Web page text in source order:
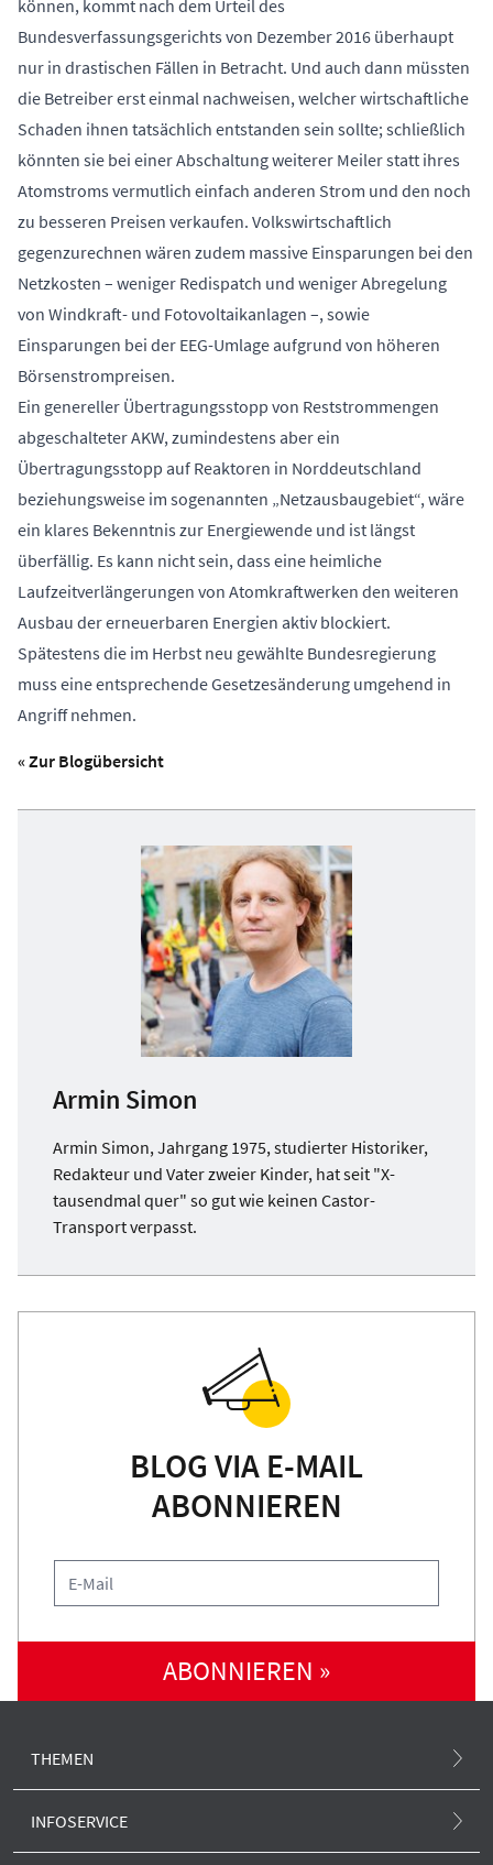
können, kommt nach dem Urteil des
Bundesverfassungsgerichts von Dezember 2016 überhaupt
nur in drastischen Fällen in Betracht. Und auch dann müssten
die Betreiber erst einmal nachweisen, welcher wirtschaftliche
Schaden ihnen tatsächlich entstanden sein sollte; schließlich
könnten sie bei einer Abschaltung weiterer Meiler statt ihres
Atomstroms vermutlich einfach anderen Strom und den noch
zu besseren Preisen verkaufen. Volkswirtschaftlich
gegenzurechnen wären zudem massive Einsparungen bei den
Netzkosten – weniger Redispatch und weniger Abregelung
von Windkraft- und Fotovoltaikanlagen –, sowie
Einsparungen bei der EEG-Umlage aufgrund von höheren
Börsenstrompreisen.
Ein genereller Übertragungsstopp von Reststrommengen
abgeschalteter AKW, zumindestens aber ein
Übertragungsstopp auf Reaktoren in Norddeutschland
beziehungsweise im sogenannten „Netzausbaugebiet“, wäre
ein klares Bekenntnis zur Energiewende und ist längst
überfällig. Es kann nicht sein, dass eine heimliche
Laufzeitverlängerungen von Atomkraftwerken den weiteren
Ausbau der erneuerbaren Energien aktiv blockiert.
Spätestens die im Herbst neu gewählte Bundesregierung
muss eine entsprechende Gesetzesänderung umgehend in
Angriff nehmen.
« Zur Blogübersicht
Armin Simon
Armin Simon, Jahrgang 1975, studierter Historiker,
Redakteur und Vater zweier Kinder, hat seit "X-
tausendmal quer" so gut wie keinen Castor-
Transport verpasst.
BLOG VIA E-MAIL
ABONNIEREN
ABONNIEREN »
THEMEN
Atomunfall
INFOSERVICE